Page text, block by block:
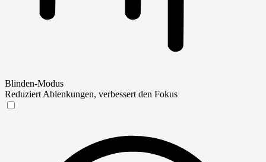
Blinden-Modus
Reduziert Ablenkungen, verbessert den Fokus